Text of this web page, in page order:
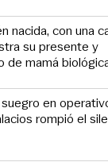
nacida, con una
su presente y
de mamá
en
rompió el